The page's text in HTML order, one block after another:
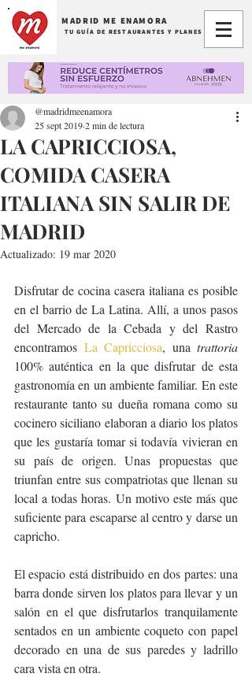
MADRID ME ENAMORA
TU GUÍA DE RESTAURANTES Y PLANES
LA CAPRICCIOSA,
COMIDA CASERA
ITALIANA SIN SALIR DE
MADRID
@madridmeenamora
25 sept 20192 min de lectura
Actualizado: 19 mar 2020
Disfrutar de cocina casera italiana es posible
en el barrio de La Latina. Allí, a unos pasos
del Mercado de la Cebada y del Rastro
encontramos La Capricciosa, una trattoria
100% auténtica en la que disfrutar de esta
gastronomía en un ambiente familiar. En este
restaurante tanto su dueña romana como su
cocinero siciliano elaboran a diario los platos
que les gustaría tomar si todavía vivieran en
su país de origen. Unas propuestas que
triunfan entre sus compatriotas que llenan su
local a todas horas. Un motivo este más que
suficiente para escaparse al centro y darse un
capricho.
El espacio está distribuido en dos partes: una
barra donde sirven los platos para llevar y un
salón en el que disfrutarlos tranquilamente
sentados en un ambiente coqueto con papel
decorado en una de sus paredes y ladrillo
cara vista en otra.